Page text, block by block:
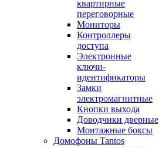
квартирные
переговорные
Мониторы
Контроллеры
доступа
Электронные
ключи-
идентификаторы
Замки
электромагнитные
Кнопки выхода
Доводчики дверные
Монтажные боксы
Домофоны Tantos